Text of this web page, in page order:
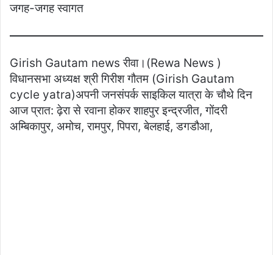
जगह-जगह स्वागत
Girish Gautam news रीवा।(Rewa News )
विधानसभा अध्यक्ष श्री गिरीश गौतम (Girish Gautam
cycle yatra)अपनी जनसंपर्क साइकिल यात्रा के चौथे दिन
आज प्रात: ढ़ेरा से रवाना होकर शाहपुर इन्द्रजीत, गोंदरी
अम्बिकापुर, अमोच, रामपुर, पिपरा, बेलहाई, डगडौआ,